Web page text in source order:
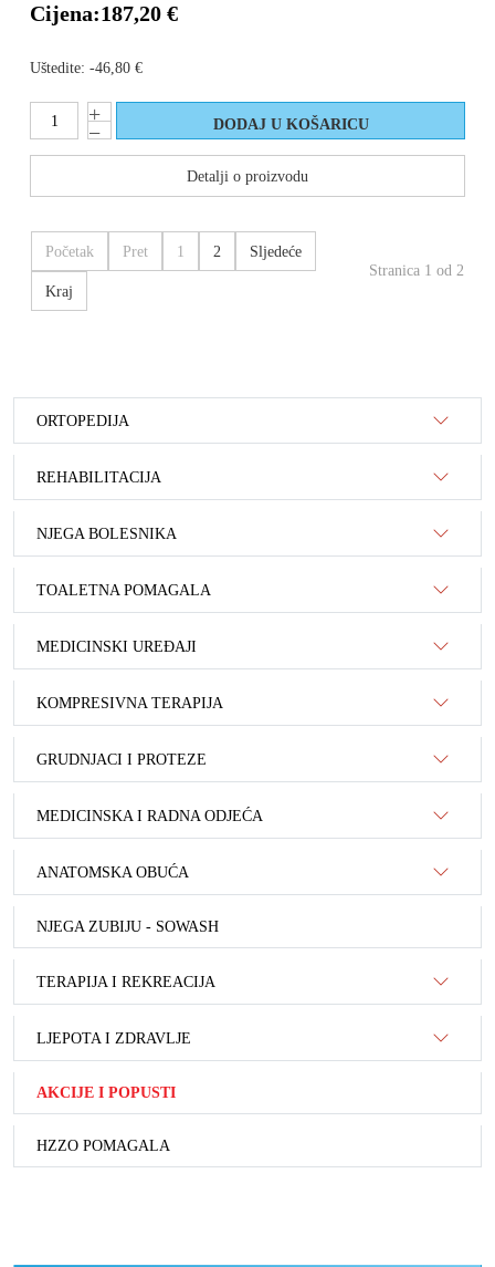
Cijena:187,20 €
Uštedite: -46,80 €
Detalji o proizvodu
Početak Pret 1 2 Sljedeće
Kraj
Stranica 1 od 2
ORTOPEDIJA
REHABILITACIJA
NJEGA BOLESNIKA
TOALETNA POMAGALA
MEDICINSKI UREĐAJI
KOMPRESIVNA TERAPIJA
GRUDNJACI I PROTEZE
MEDICINSKA I RADNA ODJEĆA
ANATOMSKA OBUĆA
NJEGA ZUBIJU - SOWASH
TERAPIJA I REKREACIJA
LJEPOTA I ZDRAVLJE
AKCIJE I POPUSTI
HZZO POMAGALA